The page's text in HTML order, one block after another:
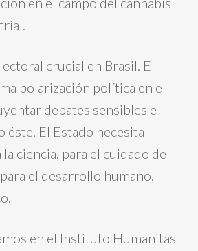
crucial en Brasil. El
polarización política en el
debates sensibles e
éste. El Estado necesita
ciencia, para el cuidado de
el desarrollo humano,
en el Instituto Humanitas